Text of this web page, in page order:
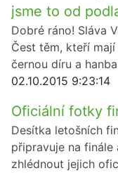
jsme to od
Dobré ráno! Sláva
Čest těm, kteří
černou díru a
02.10.2015 9:23:14
Oficiální fotky
Desítka letošních
připravuje na
zhlédnout jejich